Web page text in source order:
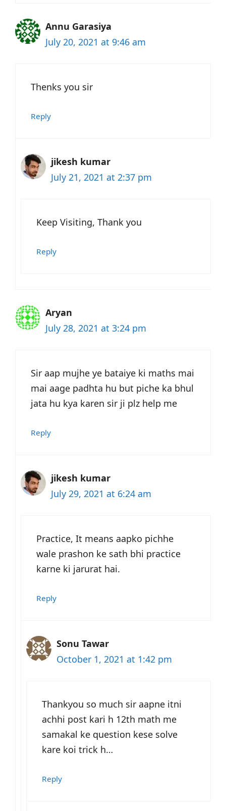
Annu Garasiya
July 20, 2021 at 9:46 am
Thenks you sir
Reply
jikesh kumar
July 21, 2021 at 2:37 pm
Keep Visiting, Thank you
Reply
Aryan
July 28, 2021 at 3:24 pm
Sir aap mujhe ye bataiye ki maths mai
mai aage padhta hu but piche ka bhul
jata hu kya karen sir ji plz help me
Reply
jikesh kumar
July 29, 2021 at 6:24 am
Practice, It means aapko pichhe
wale prashon ke sath bhi practice
karne ki jarurat hai.
Reply
Sonu Tawar
October 1, 2021 at 1:42 pm
Thankyou so much sir aapne itni
achhi post kari h 12th math me
samakal ke question kese solve
kare koi trick h…
Reply